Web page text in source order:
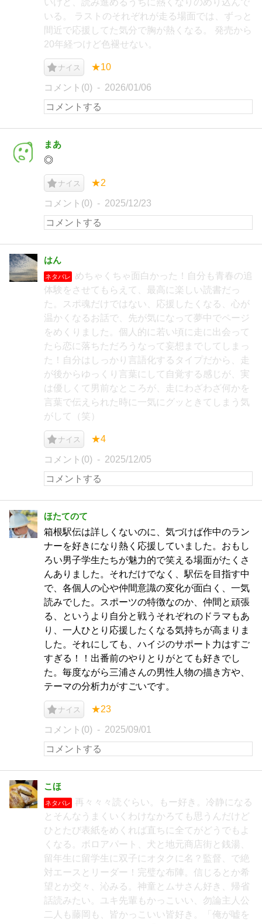
いけど、読み進めるうちに熱くなりのめり込んで
いる。 ラストのそれぞれが走る場面では、ずっと
間近で応援してた気分で胸が熱くなる。 発売から
20年経つけど色褪せない。
ナイス ★10
コメント(0) 2026/01/06
まあ
◎
ナイス ★2
コメント(0) 2025/12/23
はん
ネタバレ
めちゃくちゃ面白かった！自分も青春の追
体験をさせてもらえて、最高に楽しい読書だっ
た。スポ魂だけではない、応援したくなる、心が
温かくなるお話で、先が気になって夢中でページ
をめくりました。個人的に若い頃に走に出会って
たら恋に落ちただろうなって妄想までしてしまっ
た！自分はしっかり言語化するタイプだから、走
が後からゆっくり言葉にして自覚する感じが、実
は優しくて男前なところが、走にわざわざ何かを
言葉で伝えられた時に一気にグッときてしまう気
がして（笑）
ナイス ★4
コメント(0) 2025/12/05
ほたてのて
箱根駅伝は詳しくないのに、気づけば作中のラン
ナーを好きになり熱く応援していました。おもし
ろい男子学生たちが魅力的で笑える場面がたくさ
んありました。それだけでなく、駅伝を目指す中
で、各個人の心や仲間意識の変化が面白く、一気
読みでした。スポーツの特徴なのか、仲間と頑張
る、というより自分と戦うそれぞれのドラマもあ
り、一人ひとり応援したくなる気持ちが高まりま
した。それにしても、ハイジのサポート力はすご
すぎる！！出番前のやりとりがとても好きでし
た。毎度ながら三浦さんの男性人物の描き方や、
テーマの分析力がすごいです。
ナイス ★23
コメント(0) 2025/09/01
こほ
ネタバレ
再々々々読ぐらい。もー好き。冷静になる
とそんなうまくいくわけなかろても思うんだけど
ひとたび表紙をめくれば直ちに全てがどうでもよ
くなる。ボロアパート、犬と地元商店街と銭湯、
留年生に留学生に双子にオタクに名？監督、で絶
対エースとリーダー！完璧な布陣。信じるとか希
望とか交々、沁みる。神童とムサさん好き、帰省
話読みたい。ユキ先輩もかっこいい、勿論主人公
二人も藤岡も、皆かっこいい皆好き。「俺が嘘を